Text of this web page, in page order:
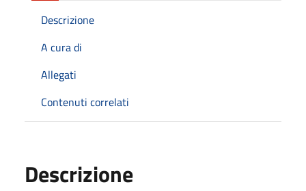
Descrizione
A cura di
Allegati
Contenuti correlati
Descrizione